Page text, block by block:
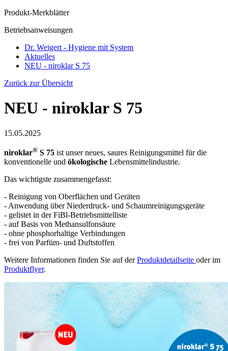
Produkt-Merkblätter
Betriebsanweisungen
Dr. Weigert - Hygiene mit System
Aktuelles
NEU - niroklar S 75
Zurück zur Übersicht
NEU - niroklar S 75
15.05.2025
niroklar® S 75 ist unser neues, saures Reinigungsmittel für die
konventionelle und ökologische Lebensmittelindustrie.
Das wichtigste zusammengefasst:
- Reinigung von Oberflächen und Geräten
- Anwendung über Niederdruck- und Schaumreinigungsgeräte
- gelistet in der FiBl-Betriebsmittelliste
- auf Basis von Methansulfonsäure
- ohne phosphorhaltige Verbindungen
- frei von Parfüm- und Duftstoffen
Weitere Informationen finden Sie auf derProduktdetailseite oder im
Produktflyer.